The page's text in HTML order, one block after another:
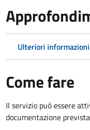
Ulteriori informazioni
Come fare
Il servizio può essere
documentazione